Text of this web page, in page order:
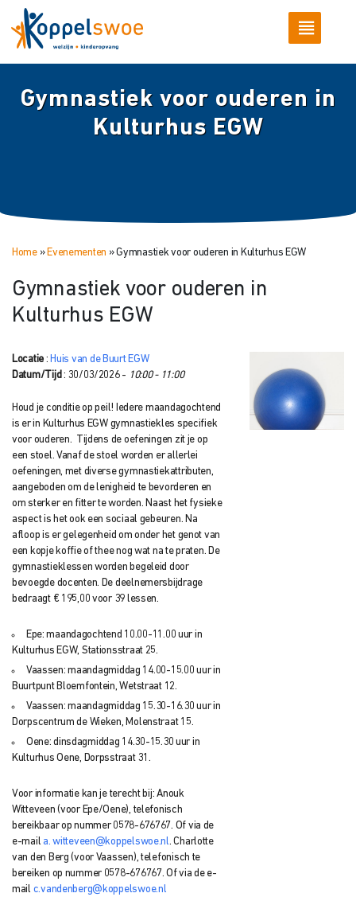
Gymnastiek voor ouderen in
Kulturhus EGW
Home» Evenementen »Gymnastiek voor ouderen in Kulturhus EGW
Gymnastiek voor ouderen in
Kulturhus EGW
Locatie : Huis van de Buurt EGW
Datum/Tijd : 30/03/2026 - 10:00 - 11:00
Houd je conditie op peil! Iedere maandagochtend
is er in Kulturhus EGW gymnastiekles specifiek
voor ouderen. Tijdens de oefeningen zit je op
een stoel. Vanaf de stoel worden er allerlei
oefeningen, met diverse gymnastiekattributen,
aangeboden om de lenigheid te bevorderen en
om sterker en fitter te worden. Naast het fysieke
aspect is het ook een sociaal gebeuren. Na
afloop is er gelegenheid om onder het genot van
een kopje koffie of thee nog wat na te praten. De
gymnastieklessen worden begeleid door
bevoegde docenten. De deelnemersbijdrage
bedraagt € 195,00 voor 39 lessen.
Epe: maandagochtend 10.00-11.00 uur in
Kulturhus EGW, Stationsstraat 25.
Vaassen: maandagmiddag 14.00-15.00 uur in
Buurtpunt Bloemfontein, Wetstraat 12.
Vaassen: maandagmiddag 15.30-16.30 uur in
Dorpscentrum de Wieken, Molenstraat 15.
Oene: dinsdagmiddag 14.30-15.30 uur in
Kulturhus Oene, Dorpsstraat 31.
Voor informatie kan je terecht bij: Anouk
Witteveen (voor Epe/Oene), telefonisch
bereikbaar op nummer 0578-676767. Of via de
e-mail a. witteveen@koppelswoe.nl . Charlotte
van den Berg (voor Vaassen), telefonisch te
bereiken op nummer 0578-676767. Of via de e-
mail c.vandenberg@koppelswoe.nl